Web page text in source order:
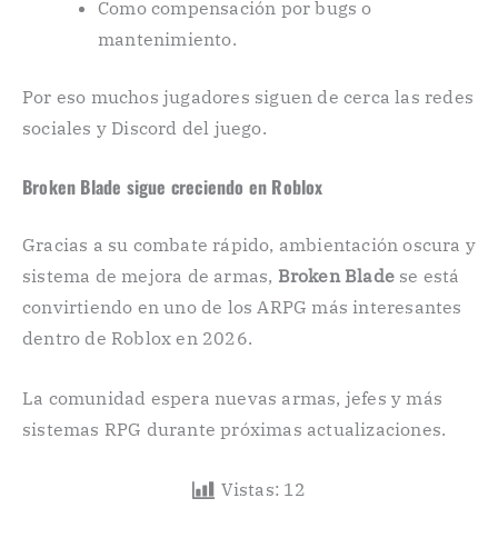
Como compensación por bugs o
mantenimiento.
Por eso muchos jugadores siguen de cerca las redes
sociales y Discord del juego.
Broken Blade sigue creciendo en Roblox
Gracias a su combate rápido, ambientación oscura y
sistema de mejora de armas, Broken Blade se está
convirtiendo en uno de los ARPG más interesantes
dentro de Roblox en 2026.
La comunidad espera nuevas armas, jefes y más
sistemas RPG durante próximas actualizaciones.
Vistas: 12